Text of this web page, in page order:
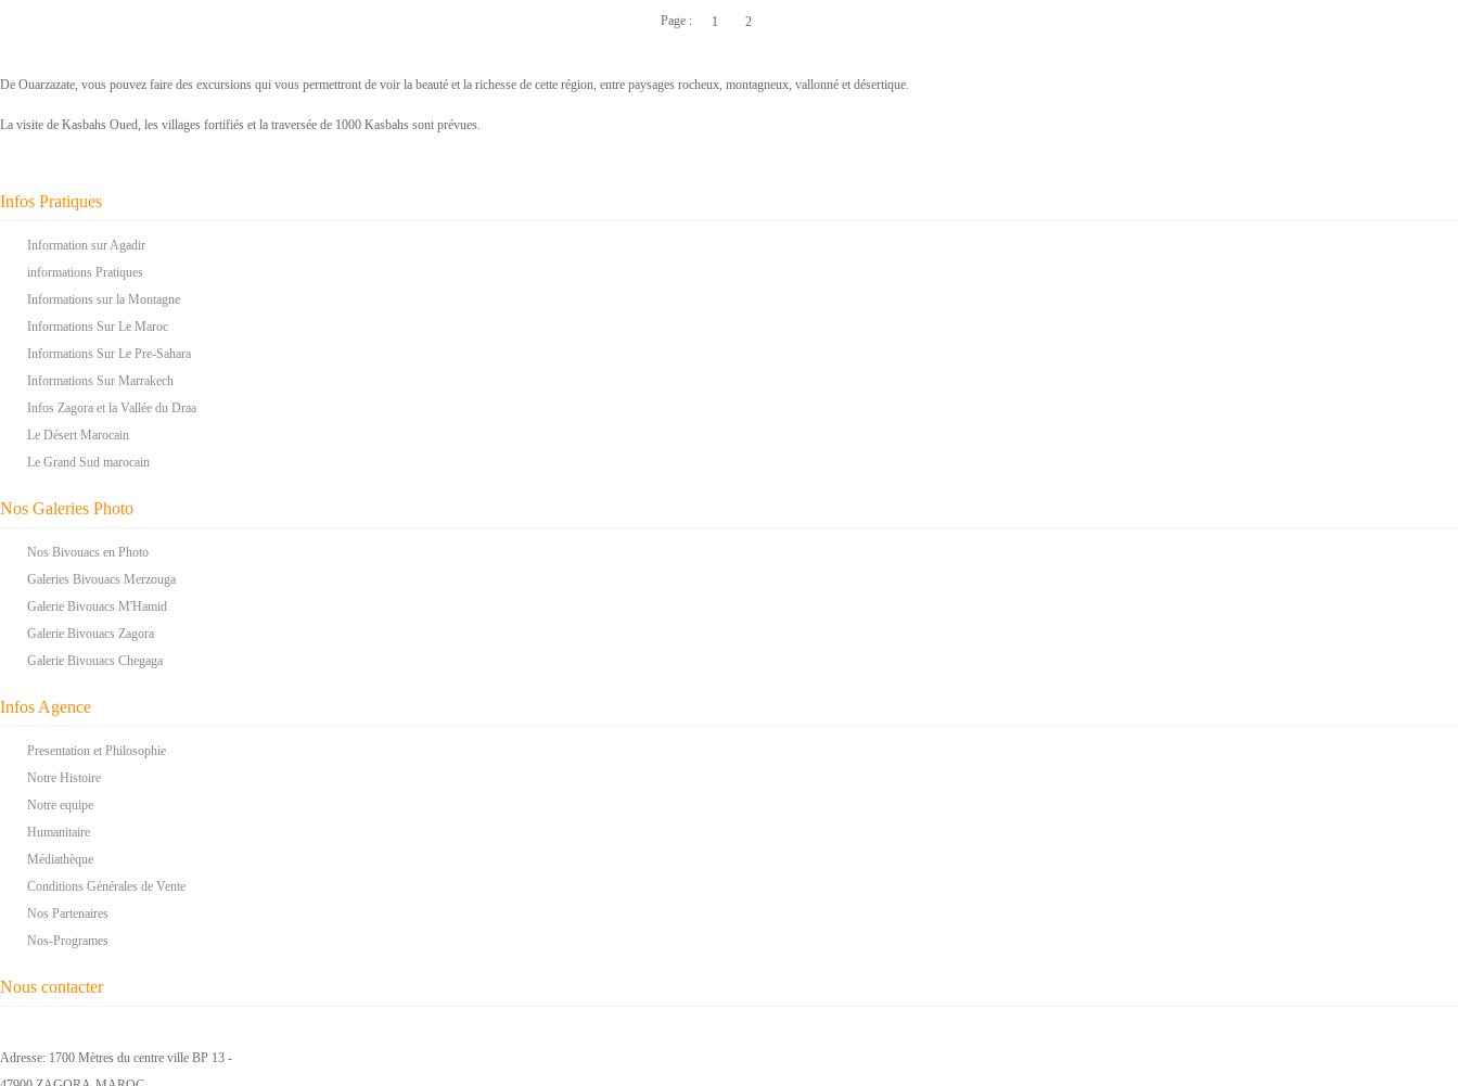
Page : 1 2
De Ouarzazate, vous pouvez faire des excursions qui vous permettront de voir la beauté et la richesse de cette région, entre paysages rocheux, montagneux, vallonné et désertique.
La visite de Kasbahs Oued, les villages fortifiés et la traversée de 1000 Kasbahs sont prévues.
Infos Pratiques
Information sur Agadir
informations Pratiques
Informations sur la Montagne
Informations Sur Le Maroc
Informations Sur Le Pre-Sahara
Informations Sur Marrakech
Infos Zagora et la Vallée du Draa
Le Désert Marocain
Le Grand Sud marocain
Nos Galeries Photo
Nos Bivouacs en Photo
Galeries Bivouacs Merzouga
Galerie Bivouacs M'Hamid
Galerie Bivouacs Zagora
Galerie Bivouacs Chegaga
Infos Agence
Presentation et Philosophie
Notre Histoire
Notre equipe
Humanitaire
Médiathèque
Conditions Générales de Vente
Nos Partenaires
Nos-Programes
Nous contacter
Adresse: 1700 Mètres du centre ville BP 13 -